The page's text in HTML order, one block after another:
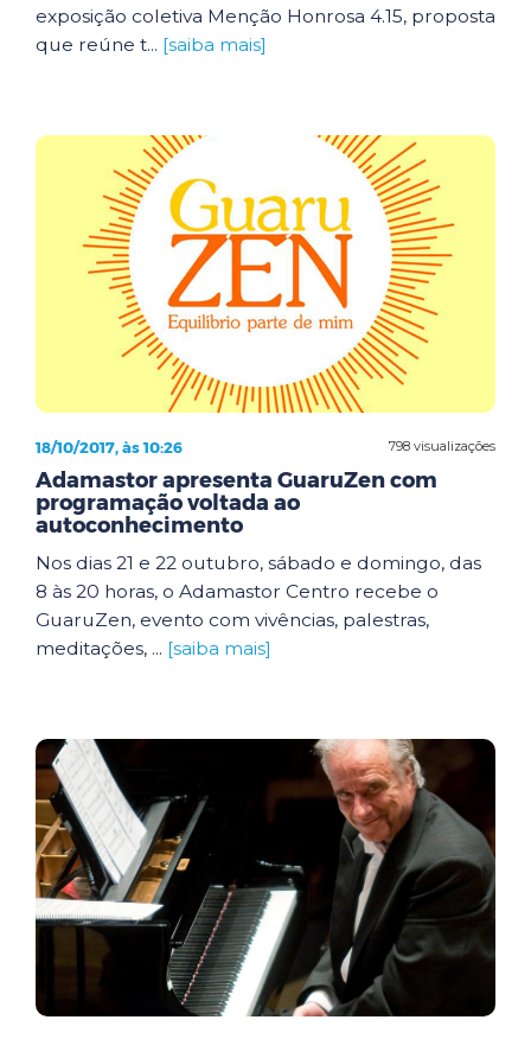
exposição coletiva Menção Honrosa 4.15, proposta
que reúne t... [saiba mais]
798 visualizações
18/10/2017, às 10:26
Adamastor apresenta GuaruZen com
programação voltada ao
autoconhecimento
Nos dias 21 e 22 outubro, sábado e domingo, das
8 às 20 horas, o Adamastor Centro recebe o
GuaruZen, evento com vivências, palestras,
meditações, ... [saiba mais]